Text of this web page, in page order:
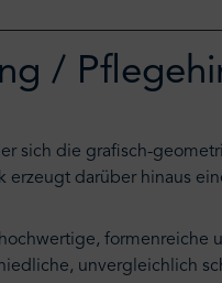
/
sich die grafisch-
darüber hinaus
unvergleichlich